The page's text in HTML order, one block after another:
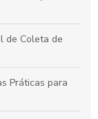
de Coleta de
Práticas para